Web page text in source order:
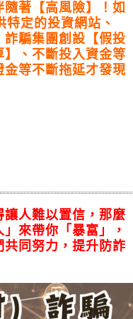
著【高風險】！如
定的投資網站、
騙集團創設【假投
、不斷投入資金等
金等不斷拖延才發現
人難以置信，那麼
來帶你「暴富」，
同努力，提升防詐